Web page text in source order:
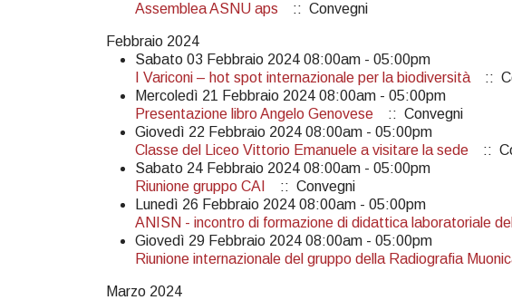
Assemblea ASNU aps
:: Convegni
Febbraio 2024
Sabato 03 Febbraio 2024 08:00am - 05:00pm
I Variconi – hot spot internazionale per la biodiversità
::
Mercoledì 21 Febbraio 2024 08:00am - 05:00pm
Presentazione libro Angelo Genovese
:: Convegni
Giovedì 22 Febbraio 2024 08:00am - 05:00pm
Classe del Liceo Vittorio Emanuele a visitare la sede
::
Sabato 24 Febbraio 2024 08:00am - 05:00pm
Riunione gruppo CAI
:: Convegni
Lunedì 26 Febbraio 2024 08:00am - 05:00pm
ANISN - incontro di formazione di didattica laboratoriale
Giovedì 29 Febbraio 2024 08:00am - 05:00pm
Riunione internazionale del gruppo della Radiografia
Marzo 2024